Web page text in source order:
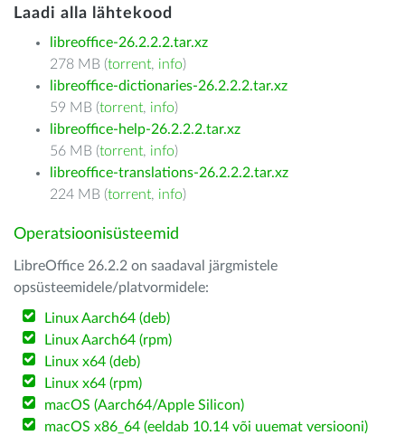
Laadi alla lähtekood
libreoffice-26.2.2.2.tar.xz
278 MB (torrent, info)
libreoffice-dictionaries-26.2.2.2.tar.xz
59 MB (torrent, info)
libreoffice-help-26.2.2.2.tar.xz
56 MB (torrent, info)
libreoffice-translations-26.2.2.2.tar.xz
224 MB (torrent, info)
Operatsioonisüsteemid
LibreOffice 26.2.2 on saadaval järgmistele
opsüsteemidele/platvormidele:
Linux Aarch64 (deb)
Linux Aarch64 (rpm)
Linux x64 (deb)
Linux x64 (rpm)
macOS (Aarch64/Apple Silicon)
macOS x86_64 (eeldab 10.14 või uuemat versiooni)